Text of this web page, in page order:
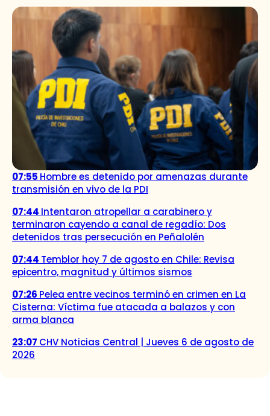
07:55 Hombre es detenido por amenazas durante
transmisión en vivo de la PDI
07:44 Intentaron atropellar a carabinero y
terminaron cayendo a canal de regadío: Dos
detenidos tras persecución en Peñalolén
07:44 Temblor hoy 7 de agosto en Chile: Revisa
epicentro, magnitud y últimos sismos
07:26 Pelea entre vecinos terminó en crimen en La
Cisterna: Víctima fue atacada a balazos y con
arma blanca
23:07 CHV Noticias Central | Jueves 6 de agosto de
2026